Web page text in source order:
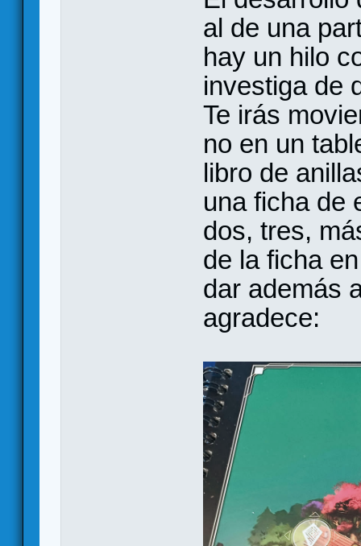
al de una
hay un hilo
investiga de
Te irás
no en un
libro de
una ficha de
dos, tres,
de la ficha
dar además
agradece: